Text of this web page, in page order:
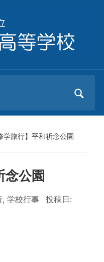
学旅行】平和祈念公園
念公園
, 学校行事 投稿日: